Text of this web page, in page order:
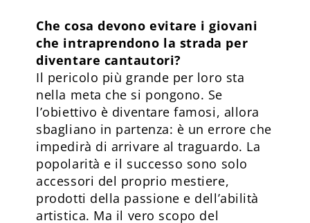
Che cosa devono evitare i giovani
che intraprendono la strada per
diventare cantautori?
Il pericolo più grande per loro sta
nella meta che si pongono. Se
l’obiettivo è diventare famosi, allora
sbagliano in partenza: è un errore che
impedirà di arrivare al traguardo. La
popolarità e il successo sono solo
accessori del proprio mestiere,
prodotti della passione e dell’abilità
artistica. Ma il vero scopo del